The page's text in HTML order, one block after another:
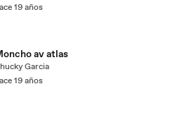
19 años
av atlas
Garcia
19 años